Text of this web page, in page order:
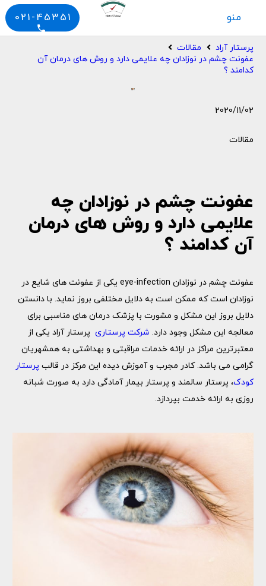
منو 021-45351
phone
پرستار آراد
مقالات
عفونت چشم در نوزادان چه علایمی دارد و روش های درمان آن
کدامند ؟
2020/11/02
مقالات
عفونت چشم در نوزادان چه
علایمی دارد و روش های درمان
آن کدامند ؟
عفونت چشم در نوزادان eye-infection یکی از عفونت های شایع در
نوزادان است که ممکن است به دلایل مختلفی بروز نماید. با دانستن
دلایل بروز این مشکل و مشورت با پزشک درمان های مناسبی برای
معالجه این مشکل وجود دارد. شرکت پرستاری پرستار آراد یکی از
معتبر‌ترین مراکز در ارائه خدمات مراقبتی و بهداشتی به همشهریان
گرامی می باشد. کادر مجرب و آموزش دیده این مرکز در قالب پرستار
کودک، پرستار سالمند و پرستار بیمار آمادگی دارد به صورت شبانه
روزی به ارائه خدمت بپردازد.